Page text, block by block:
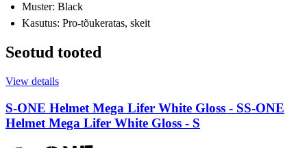
Muster: Black
Kasutus: Pro-tõukeratas, skeit
Seotud tooted
View details
S-ONE Helmet Mega Lifer White Gloss - SS-ONE
Helmet Mega Lifer White Gloss - S